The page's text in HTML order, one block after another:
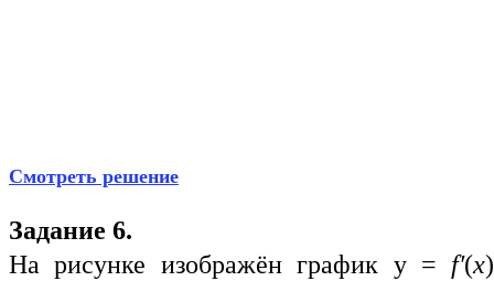
Смотреть решение
Задание 6.
На рисунке изображён график у = f′(x